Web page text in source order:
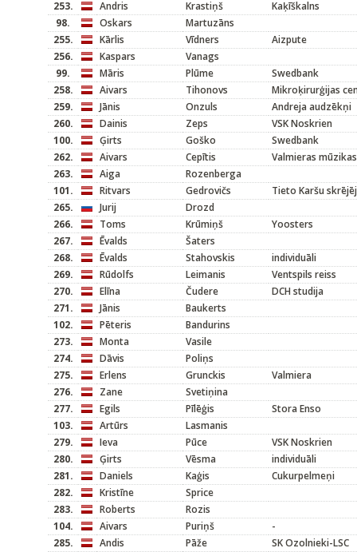
253.
Andris Krastiņš
Kaķīškalns
98.
Oskars
Martuzāns
255.
Kārlis Vīdners
Aizpute
256.
Kaspars
Vanags
99.
Māris Plūme
Swedbank
258.
Aivars Tihonovs
Mikroķirurģijas
259.
Jānis Onzuls
Andreja audzēkņi
260.
Dainis Zeps
VSK Noskrien
100.
Ģirts Goško
Swedbank
262.
Aivars Cepītis
Valmieras
263.
Aiga
Rozenberga
101.
Ritvars Gedrovičs
Tieto Karšu
265.
Jurij
Drozd
266.
Toms Krūmiņš
Yoosters
267.
Ēvalds
Šaters
268.
Ēvalds Stahovskis
individuāli
269.
Rūdolfs Leimanis
Ventspils reiss
270.
Elīna Čudere
DCH studija
271.
Jānis
Baukerts
102.
Pēteris
Bandurins
273.
Monta
Vasile
274.
Dāvis
Poliņs
275.
Erlens Grunckis
Valmiera
276.
Zane
Svetiņina
277.
Egils Pīlēģis
Stora Enso
103.
Artūrs
Lasmanis
279.
Ieva Pūce
VSK Noskrien
280.
Ģirts Vēsma
individuāli
281.
Daniels Kaģis
Cukurpelmeņi
282.
Kristīne
Sprice
283.
Roberts
Rozis
104.
Aivars Puriņš
-
285.
Andis Pāže
SK Ozolnieki-LSC